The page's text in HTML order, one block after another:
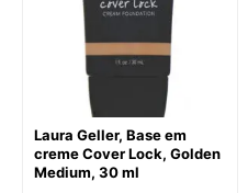
Laura Geller, Base em
creme Cover Lock, Golden
Medium, 30 ml